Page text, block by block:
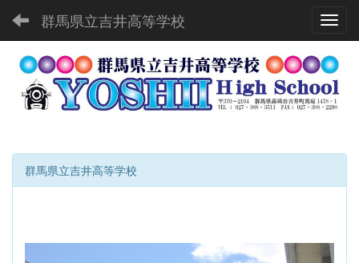
群馬県立吉井高等学校
群馬県立吉井高等学校